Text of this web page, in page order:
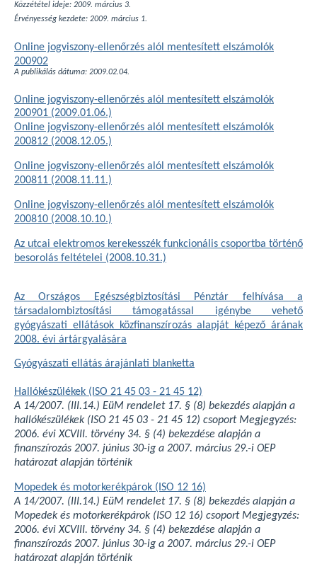
Közzététel ideje: 2009. március 3.
Érvényesség kezdete: 2009. március 1.
Online jogviszony-ellenőrzés alól mentesített elszámolók
200902
A publikálás dátuma: 2009.02.04.
Online jogviszony-ellenőrzés alól mentesített elszámolók
200901 (2009.01.06.)
Online jogviszony-ellenőrzés alól mentesített elszámolók
200812 (2008.12.05.)
Online jogviszony-ellenőrzés alól mentesített elszámolók
200811 (2008.11.11.)
Online jogviszony-ellenőrzés alól mentesített elszámolók
200810 (2008.10.10.)
Az utcai elektromos kerekesszék funkcionális csoportba történő
besorolás feltételei (2008.10.31.)
Az Országos Egészségbiztosítási Pénztár felhívása a
társadalombiztosítási támogatással igénybe vehető
gyógyászati ellátások közfinanszírozás alapját képező árának
2008. évi ártárgyalására
Gyógyászati ellátás árajánlati blanketta
Hallókészülékek (ISO 21 45 03 - 21 45 12)
A 14/2007. (III.14.) EüM rendelet 17. § (8) bekezdés alapján a
hallókészülékek (ISO 21 45 03 - 21 45 12) csoport Megjegyzés:
2006. évi XCVIII. törvény 34. § (4) bekezdése alapján a
finanszírozás 2007. június 30-ig a 2007. március 29.-i OEP
határozat alapján történik
Mopedek és motorkerékpárok (ISO 12 16)
A 14/2007. (III.14.) EüM rendelet 17. § (8) bekezdés alapján a
Mopedek és motorkerékpárok (ISO 12 16) csoport Megjegyzés:
2006. évi XCVIII. törvény 34. § (4) bekezdése alapján a
finanszírozás 2007. június 30-ig a 2007. március 29.-i OEP
határozat alapján történik